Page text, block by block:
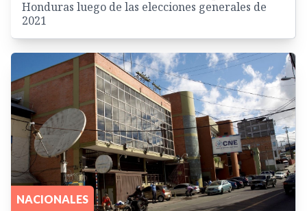
Honduras luego de las elecciones generales de
2021
NACIONALES